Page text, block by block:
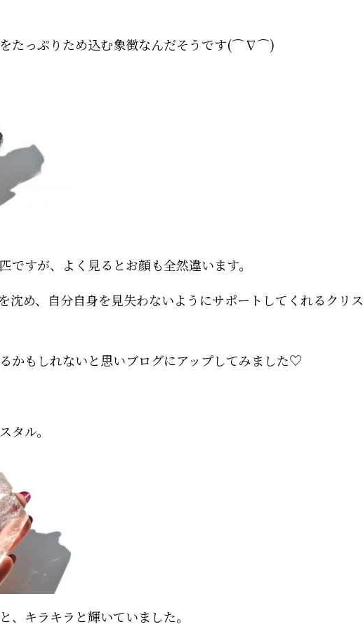
たっぷりため込む象徴なんだそうです(⌒∇⌒)
ですが、よく見るとお顔も全然違います。
沈め、自分自身を見失わないようにサポートしてくれるクリス
かもしれないと思いブログにアップしてみました♡
タル。
、キラキラと輝いていました。